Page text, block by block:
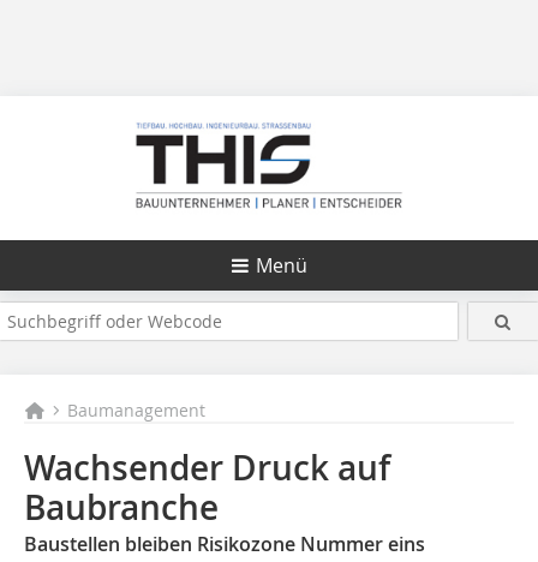
Menü
Baumanagement
Wachsender Druck auf
Baubranche
Baustellen bleiben Risikozone Nummer eins